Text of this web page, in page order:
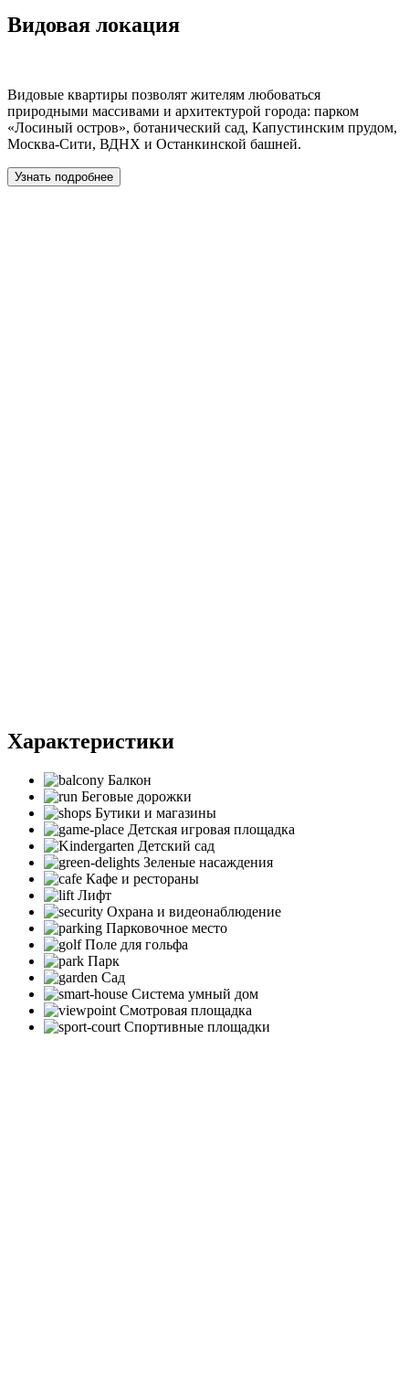
Видовая локация
Видовые квартиры позволят жителям любоваться
природными массивами и архитектурой города: парком
«Лосиный остров», ботанический сад, Капустинским прудом,
Москва-Сити, ВДНХ и Останкинской башней.
Узнать подробнее
Характеристики
Балкон
Беговые дорожки
Бутики и магазины
Детская игровая площадка
Детский сад
Зеленые насаждения
Кафе и рестораны
Лифт
Охрана и видеонаблюдение
Парковочное место
Поле для гольфа
Парк
Сад
Система умный дом
Смотровая площадка
Спортивные площадки